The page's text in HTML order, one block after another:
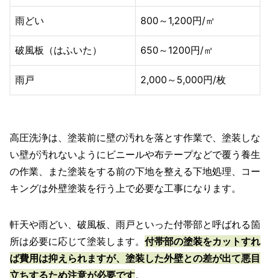
雨どい 800～1,200円/㎡
破風板（はふいた） 650～1200円/㎡
雨戸 2,000～5,000円/枚
高圧洗浄は、塗装前に壁の汚れを落とす作業で、塗装しな
い壁が汚れないようにビニールや布テープなどで覆う養生
の作業、また塗装をする前の下地を整える下地処理、コー
キングは外壁塗装を行う上で必要な工事になります。
軒天や雨どい、破風板、雨戸といった付帯部と呼ばれる箇
所は必要に応じて塗装します。 付帯部の塗装をカットすれ
ば費用は抑えられますが、塗装した外壁との差が出て悪目
立ちするため注意が必要です。